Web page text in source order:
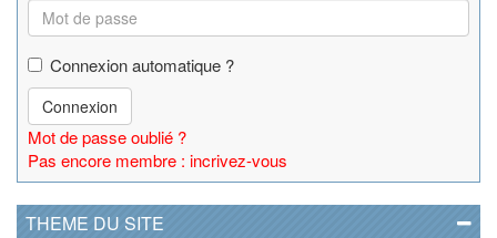
Connexion automatique ?
Connexion
Mot de passe oublié ?
Pas encore membre : incrivez-vous
THEME DU SITE